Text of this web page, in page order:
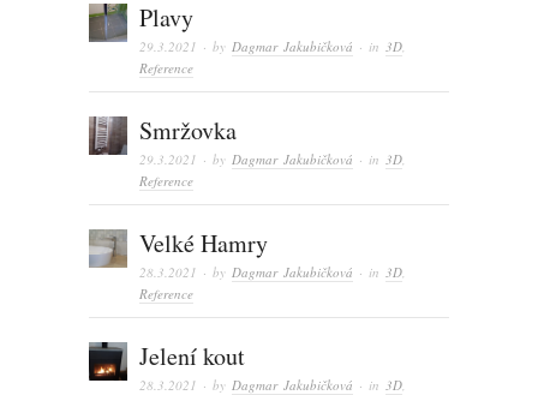
Plavy
29.3.2021 · by Dagmar Jakubičková · in 3D,
Reference
Smržovka
29.3.2021 · by Dagmar Jakubičková · in 3D,
Reference
Velké Hamry
28.3.2021 · by Dagmar Jakubičková · in 3D,
Reference
Jelení kout
28.3.2021 · by Dagmar Jakubičková · in 3D,